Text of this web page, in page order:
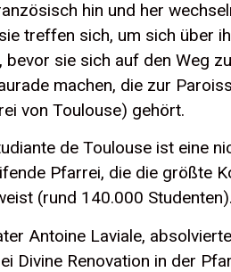
hin und her
treffen sich, um sich über
bevor sie sich auf den Weg
machen, die zur
von Toulouse) gehört.
de Toulouse ist eine
Pfarrei, die die größte
(rund 140.000 Studenten).
Antoine Laviale,
Divine Renovation in der